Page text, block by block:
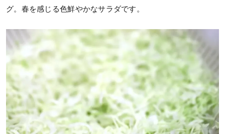
グ。春を感じる色鮮やかなサラダです。